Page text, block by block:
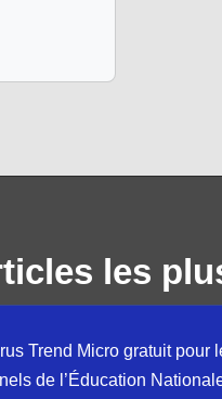
les
Trend Micro gratuit
de l’Éducation